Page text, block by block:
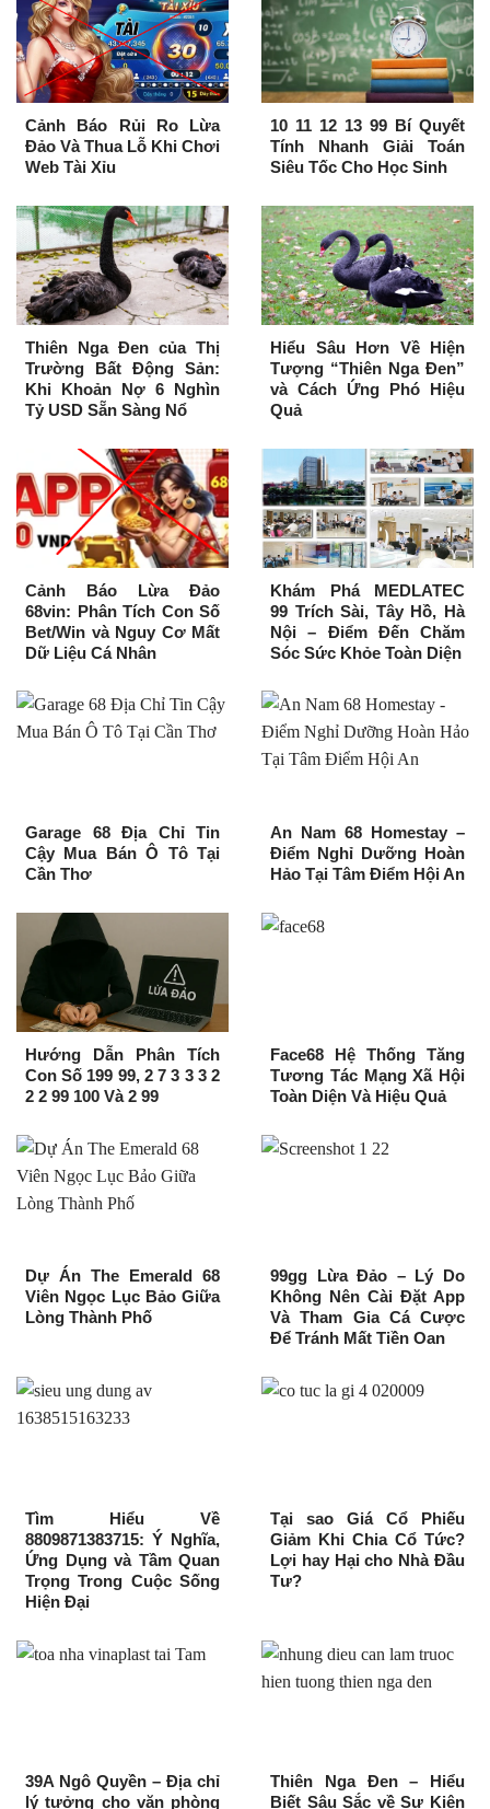
Cảnh Báo Rủi Ro Lừa
Đảo Và Thua Lỗ Khi Chơi
Web Tài Xỉu
10 11 12 13 99 Bí Quyết
Tính Nhanh Giải Toán
Siêu Tốc Cho Học Sinh
Thiên Nga Đen của Thị
Trường Bất Động Sản:
Khi Khoản Nợ 6 Nghìn
Tỷ USD Sẵn Sàng Nổ
Hiểu Sâu Hơn Về Hiện
Tượng “Thiên Nga Đen”
và Cách Ứng Phó Hiệu
Quả
Cảnh Báo Lừa Đảo
68vin: Phân Tích Con Số
Bet/Win và Nguy Cơ Mất
Dữ Liệu Cá Nhân
Khám Phá MEDLATEC
99 Trích Sài, Tây Hồ, Hà
Nội – Điểm Đến Chăm
Sóc Sức Khỏe Toàn Diện
Garage 68 Địa Chỉ Tin
Cậy Mua Bán Ô Tô Tại
Cần Thơ
An Nam 68 Homestay –
Điểm Nghỉ Dưỡng Hoàn
Hảo Tại Tâm Điểm Hội An
Hướng Dẫn Phân Tích
Con Số 199 99, 2 7 3 3 3 2
2 2 99 100 Và 2 99
Face68 Hệ Thống Tăng
Tương Tác Mạng Xã Hội
Toàn Diện Và Hiệu Quả
Dự Án The Emerald 68
Viên Ngọc Lục Bảo Giữa
Lòng Thành Phố
99gg Lừa Đảo – Lý Do
Không Nên Cài Đặt App
Và Tham Gia Cá Cược
Để Tránh Mất Tiền Oan
Tìm Hiểu Về
8809871383715: Ý Nghĩa,
Ứng Dụng và Tầm Quan
Trọng Trong Cuộc Sống
Hiện Đại
Tại sao Giá Cổ Phiếu
Giảm Khi Chia Cổ Tức?
Lợi hay Hại cho Nhà Đầu
Tư?
39A Ngô Quyền – Địa chỉ
lý tưởng cho văn phòng
Thiên Nga Đen – Hiểu
Biết Sâu Sắc về Sự Kiện